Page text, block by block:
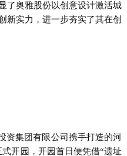
了奥雅股份以创意设计激活城
新实力，进一步夯实了其在创
资集团有限公司携手打造的河
开园，开园首日便凭借“遗址